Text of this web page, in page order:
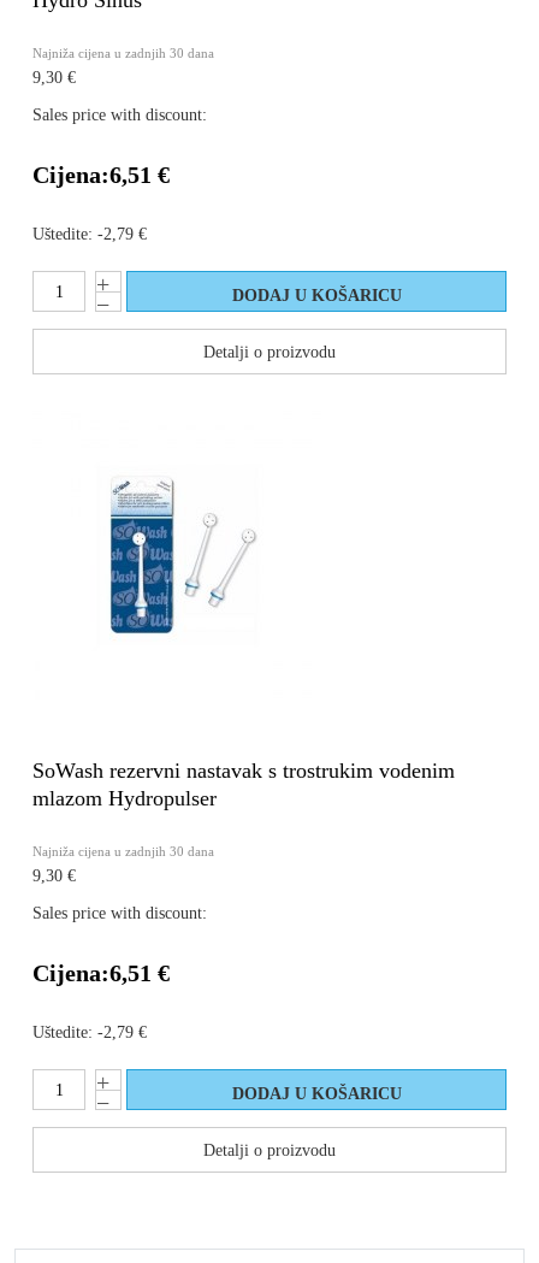
Najniža cijena u zadnjih 30 dana
9,30 €
Sales price with discount:
Cijena:6,51 €
Uštedite: -2,79 €
Detalji o proizvodu
SoWash rezervni nastavak s trostrukim vodenim
mlazom Hydropulser
Najniža cijena u zadnjih 30 dana
9,30 €
Sales price with discount:
Cijena:6,51 €
Uštedite: -2,79 €
Detalji o proizvodu